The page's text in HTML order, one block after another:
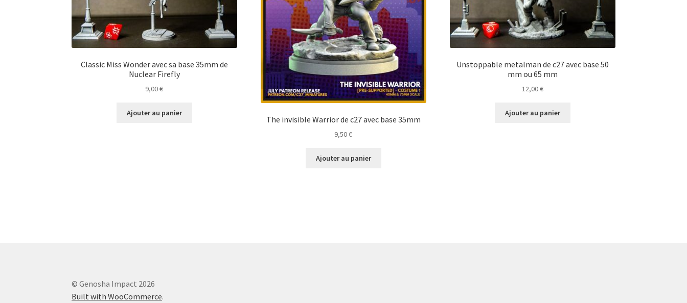
Classic Miss Wonder avec sa base 35mm de
Nuclear Firefly
9,00€
Ajouter au panier
The invisible Warrior de c27 avec base 35mm
9,50€
Ajouter au panier
Unstoppable metalman de c27 avec base 50
mm ou 65 mm
12,00€
Ajouter au panier
© Genosha Impact 2026
Built with WooCommerce.